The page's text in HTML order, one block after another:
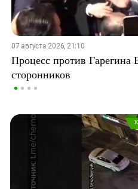
07 августа 2026, 21:10
Процесс против Гарегина
сторонников